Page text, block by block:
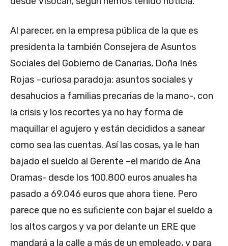
Al parecer, en la empresa pública de la que es
presidenta la también Consejera de Asuntos
Sociales del Gobierno de Canarias, Doña Inés
Rojas –curiosa paradoja: asuntos sociales y
desahucios a familias precarias de la mano-, con
la crisis y los recortes ya no hay forma de
maquillar el agujero y están decididos a sanear
como sea las cuentas. Así las cosas, ya le han
bajado el sueldo al Gerente –el marido de Ana
Oramas- desde los 100.800 euros anuales ha
pasado a 69.046 euros que ahora tiene. Pero
parece que no es suficiente con bajar el sueldo a
los altos cargos y va por delante un ERE que
mandará a la calle a más de un empleado, y para